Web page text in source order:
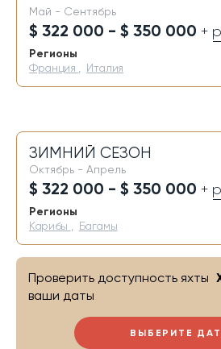
Май - Сентябрь
$ 322 000 - $ 350 000 +
Регионы
Франция Италия
ЗИМНИЙ СЕЗОН
Октябрь - Апрель
$ 322 000 - $ 350 000 +
Регионы
Карибы Багамы
ВЫБЕРИТЕ
Проверить доступность яхты
ваши даты